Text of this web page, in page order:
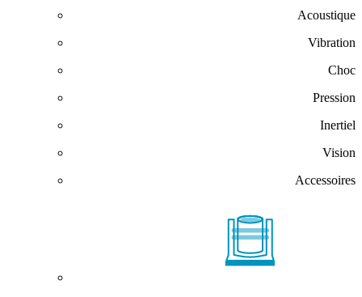
Acoustique
Vibration
Choc
Pression
Inertiel
Vision
Accessoires